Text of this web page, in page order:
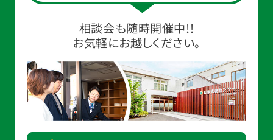
相談会も随時開催中!!
お気軽にお越しください。